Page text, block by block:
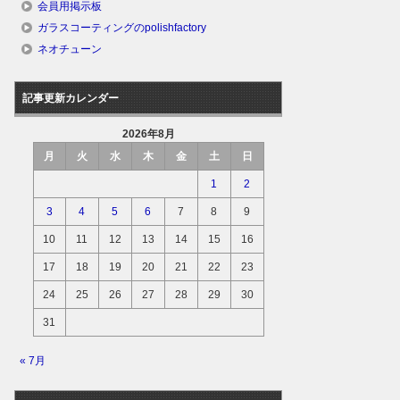
会員用掲示板
ガラスコーティングのpolishfactory
ネオチューン
記事更新カレンダー
2026年8月
月
火 水 木 金 土 日
1 2
3 4 5 6 7 8 9
10 11 12 13 14 15 16
17 18 19 20 21 22 23
24 25 26 27 28 29 30
31
« 7月